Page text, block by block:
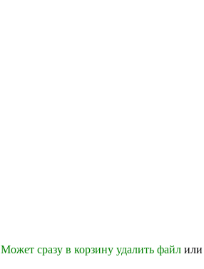
Может сразу в корзину удалить файл или